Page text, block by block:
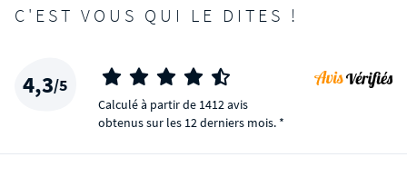
C'EST VOUS QUI LE DITES !
4,3/5
Calculé à partir de 1412 avis
obtenus sur les 12 derniers mois. *